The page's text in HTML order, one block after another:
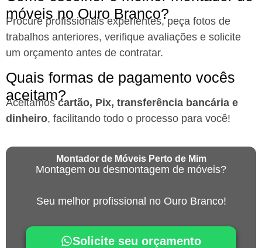
móveis no Ouro Branco?
Procure profissionais experientes, peça fotos de
trabalhos anteriores, verifique avaliações e solicite
um orçamento antes de contratar.
Quais formas de pagamento vocês
aceitam?
Aceitamoscartão, Pix, transferência bancária e
dinheiro, facilitando todo o processo para você!
Montador de Móveis Perto de Mim
Montagem ou desmontagem de móveis?
Seu melhor profissional no Ouro Branco!
Solicite seu orçamento